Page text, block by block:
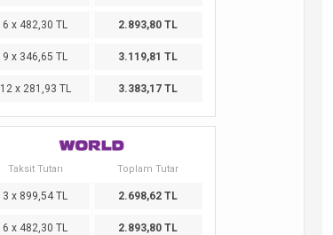
6 x 482,30 TL 2.893,80 TL
9 x 346,65 TL 3.119,81 TL
12 x 281,93 TL 3.383,17 TL
Taksit Tutarı Toplam Tutar
3 x 899,54 TL 2.698,62 TL
6 x 482,30 TL 2.893,80 TL